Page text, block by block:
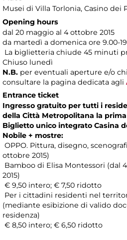
Musei di Villa Torlonia, Casino dei
Opening hours
dal 20 maggio al 4 ottobre 2015
da martedì a domenica ore 9.00-
La biglietteria chiude 45 minuti
Chiuso lunedì
N.B. per eventuali aperture e/o
consultare la pagina dedicata agli
Entrance ticket
Ingresso gratuito per tutti i
della Città Metropolitana la
Biglietto unico integrato Casina
Nobile + mostre:
OPPO. Pittura, disegno,
ottobre 2015)
Bamboo di Elisa Montessori (dal
2015)
€ 9,50 intero; € 7,50 ridotto
Per i cittadini residenti nel
(mediante esibizione di valido
residenza)
€ 8,50 intero; € 6,50 ridotto